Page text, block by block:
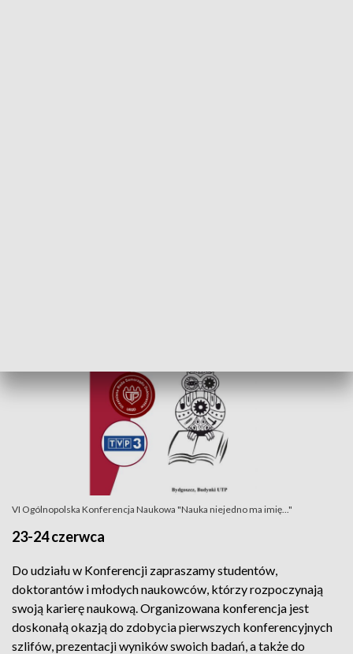
VI Ogólnopolska Konferencja Naukowa "Nauka niejedno ma imię..."
23-24 czerwca
Do udziału w Konferencji zapraszamy studentów,
doktorantów i młodych naukowców, którzy rozpoczynają
swoją karierę naukową. Organizowana konferencja jest
doskonałą okazją do zdobycia pierwszych konferencyjnych
szlifów, prezentacji wyników swoich badań, a także do